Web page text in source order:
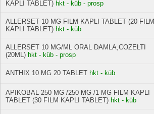
KAPLI TABLET) hkt - küb - prosp
ALLERSET 10 MG FILM KAPLI TABLET (20 FILM
KAPLI TABLET) hkt - küb
ALLERSET 10 MG/ML ORAL DAMLA,COZELTI
(20ML) hkt - küb - prosp
ANTHIX 10 MG 20 TABLET hkt - küb
APIKOBAL 250 MG /250 MG /1 MG FILM KAPLI
TABLET (30 FILM KAPLI TABLET) hkt - küb